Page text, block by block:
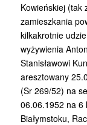
Kowieńskiej (tak
zamieszkania
kilkakrotnie
wyżywienia
Stanisławowi
aresztowany
(Sr 269/52) na
06.06.1952 na 6
Białymstoku,